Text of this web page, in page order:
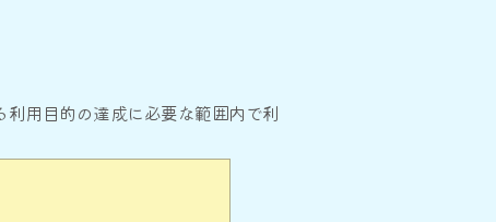
用目的の達成に必要な範囲内で利